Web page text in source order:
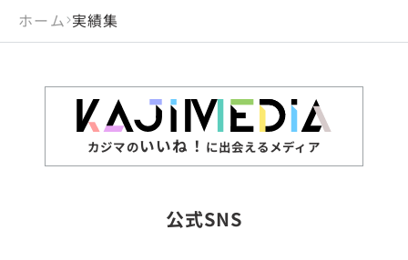
ホーム 実績集
カジマのいいね！ に出会えるメディア
公式SNS